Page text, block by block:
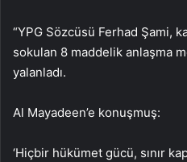
“YPG Sözcüsü Ferhad Şami,
sokulan 8 maddelik anlaşma
yalanladı.
Al Mayadeen’e konuşmuş:
‘Hiçbir hükümet gücü, sınır